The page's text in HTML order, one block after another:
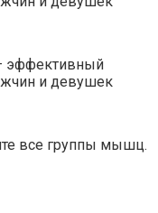
все группы мышц.